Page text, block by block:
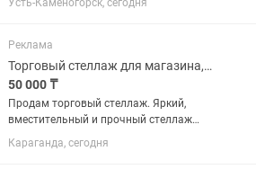
Усть-Каменогорск, сегодня
Реклама
Торговый стеллаж для магазина, торговое оборудование
50 000 ₸
Продам торговый стеллаж. Яркий,
вместительный и прочный стеллаж
отлично подойдет для магазина
игрушек, детских товаров, канцелярии,
Караганда, сегодня